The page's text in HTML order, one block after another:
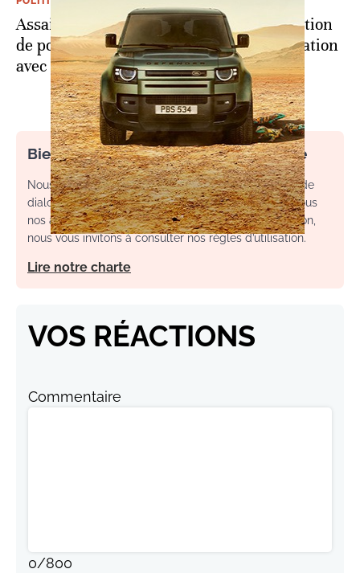
Assainissement de Guergarat: une opération
de police menée par le Maroc en concertation
avec l'ONU
Bienvenue dans l’espace commentaire
Nous souhaitons un espace de débat, d’échange et de
dialogue. Afin d'améliorer la qualité des échanges sous
nos articles, ainsi que votre expérience de contribution,
nous vous invitons à consulter nos règles d’utilisation.
Lire notre charte
VOS RÉACTIONS
Commentaire
0/800